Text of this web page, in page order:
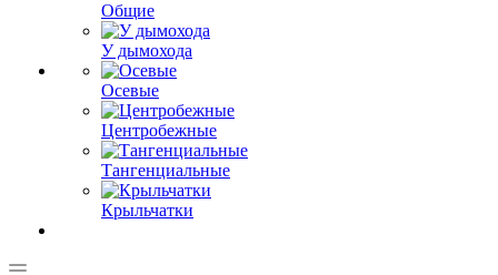
Общие
У дымохода
Осевые
Центробежные
Тангенциальные
Крыльчатки